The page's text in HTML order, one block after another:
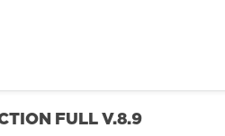
FULL V.8.9